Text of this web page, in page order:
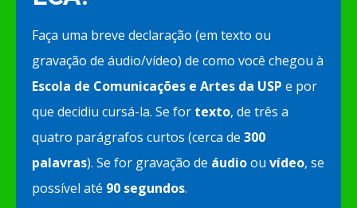
Faça uma breve declaração (em texto ou
gravação de áudio/vídeo) de como você chegou à
Escola de Comunicações e Artes da USP e por
que decidiu cursá-la. Se for texto, de três a
quatro parágrafos curtos (cerca de 300
palavras). Se for gravação de áudioou vídeo, se
possível até 90 segundos.